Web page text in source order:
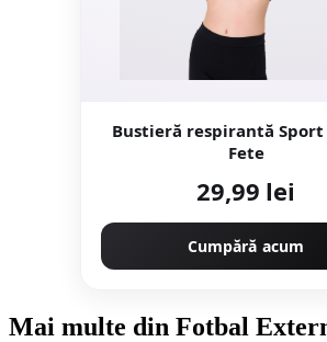
Bustieră respirantă
Fete
29,99 lei
Cumpără acum
Mai multe din Fotbal